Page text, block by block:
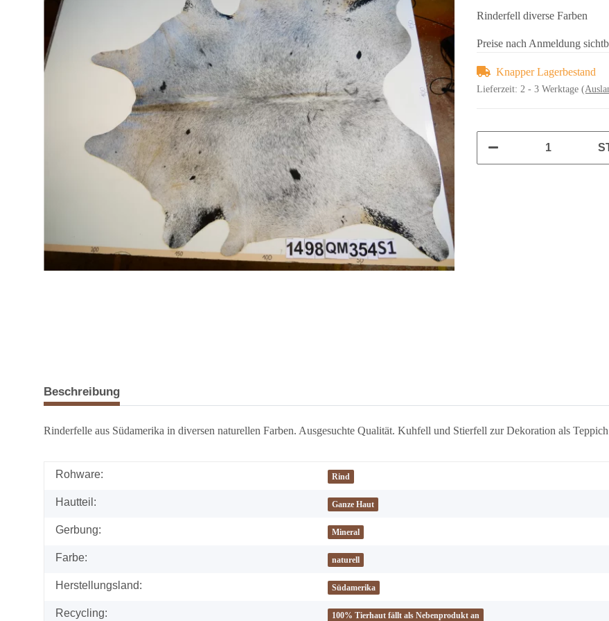
Rinderfell diverse Farben
Preise nach Anmeldung
Knapper Lagerbestand
Lieferzeit: 2 - 3 Werktage
Beschreibung
Rinderfelle aus Südamerika in diversen naturellen Farben. Ausgesuchte Qualität. Kuhfell und Stierfell zur Dekoration als
Rohware: Rind
Hautteil: Ganze Haut
Gerbung: Mineral
Farbe: naturell
Herstellungsland: Südamerika
Recycling: 100% Tierhaut fällt als Nebenprodukt an